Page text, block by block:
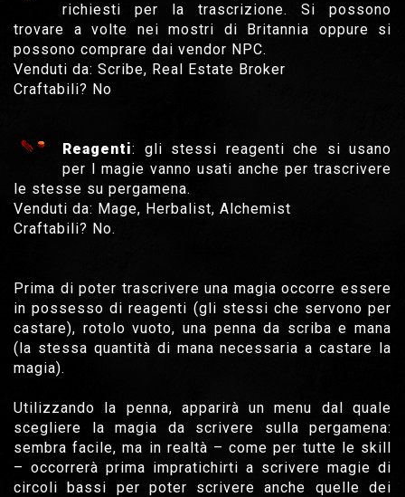
richiesti per la trascrizione. Si possono
trovare a volte nei mostri di Britannia oppure si
possono comprare dai vendor NPC.
Venduti da: Scribe, Real Estate Broker
Craftabili? No
Reagenti: gli stessi reagenti che si usano
per l magie vanno usati anche per trascrivere
le stesse su pergamena.
Venduti da: Mage, Herbalist, Alchemist
Craftabili? No.
Prima di poter trascrivere una magia occorre essere
in possesso di reagenti (gli stessi che servono per
castare), rotolo vuoto, una penna da scriba e mana
(la stessa quantità di mana necessaria a castare la
magia).
Utilizzando la penna, apparirà un menu dal quale
scegliere la magia da scrivere sulla pergamena:
sembra facile, ma in realtà – come per tutte le skill
– occorrerà prima impratichirti a scrivere magie di
circoli bassi per poter scrivere anche quelle dei